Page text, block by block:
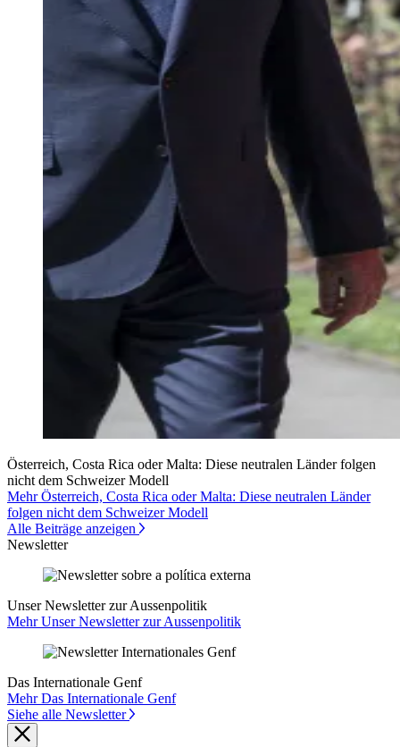
Österreich, Costa Rica oder Malta: Diese neutralen Länder folgen
nicht dem Schweizer Modell
Mehr Österreich, Costa Rica oder Malta: Diese neutralen Länder
folgen nicht dem Schweizer Modell
Alle Beiträge anzeigen
Newsletter
Unser Newsletter zur Aussenpolitik
Mehr Unser Newsletter zur Aussenpolitik
Das Internationale Genf
Mehr Das Internationale Genf
Siehe alle Newsletter